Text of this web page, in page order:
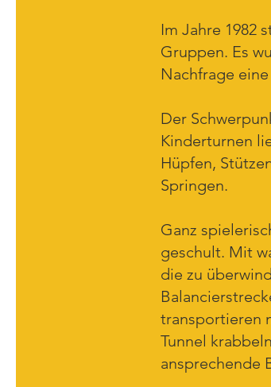
Im Jahre 1982
Gruppen. Es
Nachfrage
Der
Kinderturnen
Hüpfen,
Springen.
Ganz
geschult. Mit
die zu
transportieren
Tunnel
ansprechende